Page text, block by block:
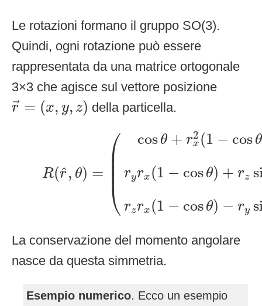
Le rotazioni formano il gruppo SO(3).
Quindi, ogni rotazione può essere
rappresentata da una matrice ortogonale
3×3 che agisce sul vettore posizione
→
r = (x, y, z)
r→ ( z della particella.
R(^
r, θ) =
⎛
⎜
⎜
⎜ ⎜
⎝
cos θ + r2
x (1 − cos θ
ryrx (1 − cos θ) + rz
rzrx (1 − cos θ) − ry
cos 2( 1 cosθ 1
La conservazione del momento angolare
nasce da questa simmetria.
Esempio numerico. Ecco un esempio